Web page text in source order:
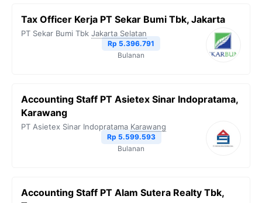
Tax Officer Kerja PT Sekar Bumi Tbk, Jakarta
PT Sekar Bumi Tbk Jakarta Selatan
Rp 5.396.791
Bulanan
Accounting Staff PT Asietex Sinar Indopratama,
Karawang
PT Asietex Sinar Indopratama Karawang
Rp 5.599.593
Bulanan
Accounting Staff PT Alam Sutera Realty Tbk,